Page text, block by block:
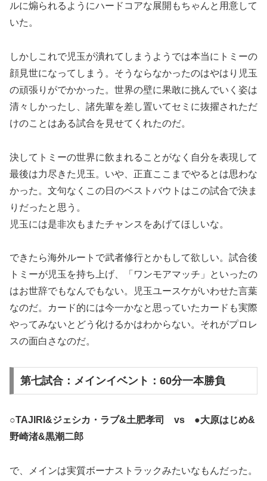
ルに煽られるようにハードコアな展開もちゃんと用意して
いた。
しかしこれで児玉が潰れてしまうようでは本当にトミーの
顔見世になってしまう。そうならなかったのはやはり児玉
の頑張りがでかかった。世界の壁に果敢に挑んでいく姿は
清々しかったし、諸先輩を差し置いてセミに抜擢されただ
けのことはある試合を見せてくれたのだ。
決してトミーの世界に飲まれることがなく自分を表現して
最後は力尽きた児玉。いや、正直ここまでやるとは思わな
かった。文句なくこの日のベストバウトはこの試合で決ま
りだったと思う。
児玉には是非次もまたチャンスをあげてほしいな。
できたら海外ルートで武者修行とかもして欲しい。試合後
トミーが児玉を持ち上げ、「ワンモアマッチ」といったの
はお世辞でもなんでもない。児玉ユースケがいわせた言葉
なのだ。カード的には今一かなと思っていたカードも実際
やってみないとどう化けるかはわからない。それがプロレ
スの面白さなのだ。
第七試合：メインイベント：60分一本勝負
○TAJIRI&ジェシカ・ラブ&土肥孝司 vs ●大原はじめ&
野崎渚&黒潮二郎
で、メインは実質ボーナストラックみたいなもんだった。